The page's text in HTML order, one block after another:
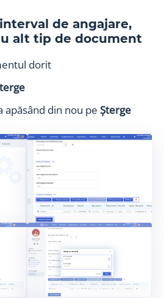
de angajare,
alt tip de document
dorit
apăsând din nou pe Șterge